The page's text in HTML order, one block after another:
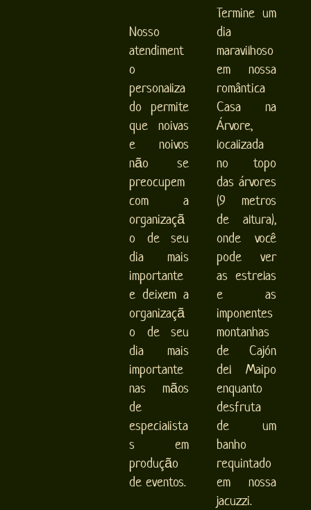
Nosso
atendiment
o
personaliza
do permite
que noivas
e noivos
não se
preocupem
com a
organizaçã
o de seu
dia mais
importante
e deixem a
organizaçã
o de seu
dia mais
importante
nas mãos
de
especialista
s em
produção
de eventos.
Termine um
dia
maravilhoso
em nossa
romântica
Casa na
Árvore,
localizada
no topo
das árvores
(9 metros
de altura),
onde você
pode ver
as estrelas
e as
imponentes
montanhas
de Cajón
del Maipo
enquanto
desfruta
de um
banho
requintado
em nossa
jacuzzi.